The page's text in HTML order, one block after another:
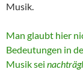
Musik.
Man glaubt hier
Bedeutungen in
Musik sei